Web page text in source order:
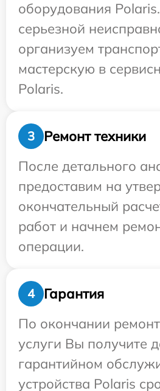
оборудования
серьезной
организуем
мастерскую в
Polaris.
3
Ремонт техники
После детального
предоставим на
окончательный
работ и начнем
операции.
4
Гарантия
По окончании
услуги Вы получите
гарантийном
устройства Polaris